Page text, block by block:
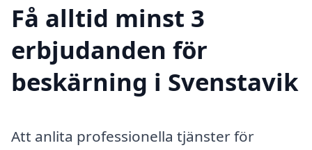
Få alltid minst 3
erbjudanden för
beskärning i Svenstavik
Att anlita professionella tjänster för